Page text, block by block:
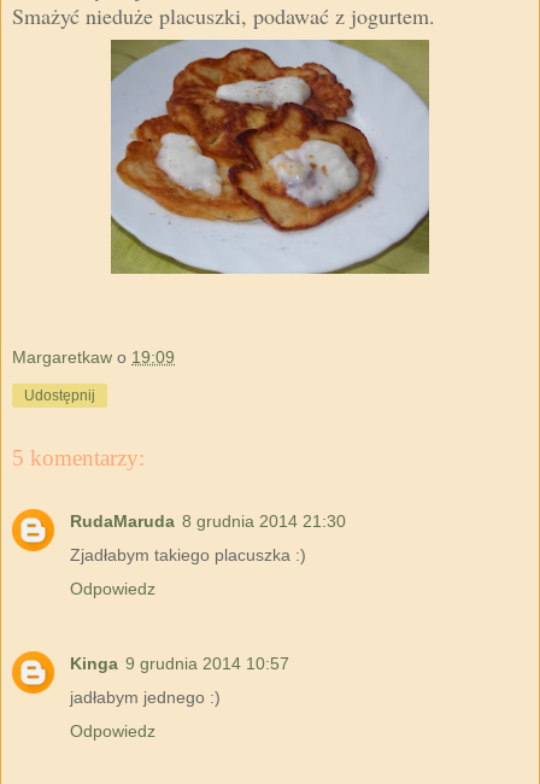
Smażyć nieduże placuszki, podawać z jogurtem.
Margaretkaw o 19:09
Udostępnij
5 komentarzy:
RudaMaruda 8 grudnia 2014 21:30
Zjadłabym takiego placuszka :)
Odpowiedz
Kinga 9 grudnia 2014 10:57
jadłabym jednego :)
Odpowiedz